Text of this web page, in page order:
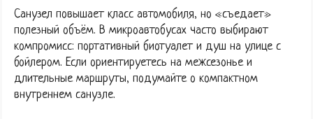
Санузел повышает класс автомобиля, но «съедает»
полезный объём. В микроавтобусах часто выбирают
компромисс: портативный биотуалет и душ на улице с
бойлером. Если ориентируетесь на межсезонье и
длительные маршруты, подумайте о компактном
внутреннем санузле.